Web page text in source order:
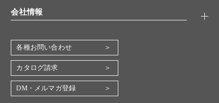
機器・消耗品
会社情報
会社概要
地図・アクセス（本社）
IR情報
電子公告
各種お問い合わせ
カタログ請求
DM・メルマガ登録